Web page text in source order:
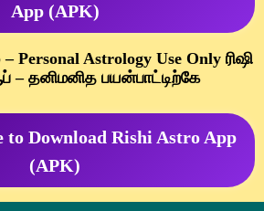
App (APK)
Personal Astrology Use Only ரிஷி
தனிமனித பயன்பாட்டிற்கே
Download Rishi Astro App
(APK)